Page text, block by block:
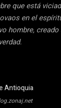
que está
en el
hombre,
Antioquia